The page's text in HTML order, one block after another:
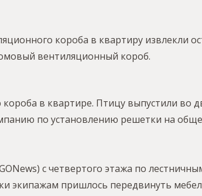
короба в квартиру извлекли
вентиляционный короб.
в квартире. Птицу выпустили во
по установлению решетки на
с четвертого этажа по
экипажам пришлось передвинуть